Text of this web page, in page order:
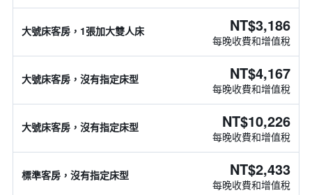
大號床客房，1張加大雙人床 NT$3,186
每晚收費和增值稅
大號床客房，沒有指定床型 NT$4,167
每晚收費和增值稅
大號床客房，沒有指定床型 NT$10,226
每晚收費和增值稅
標準客房，沒有指定床型 NT$2,433
每晚收費和增值稅